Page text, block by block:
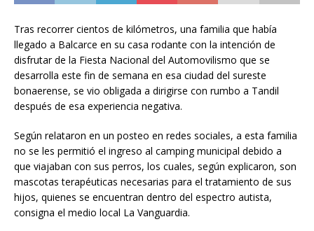
Tras recorrer cientos de kilómetros, una familia que había
llegado a Balcarce en su casa rodante con la intención de
disfrutar de la Fiesta Nacional del Automovilismo que se
desarrolla este fin de semana en esa ciudad del sureste
bonaerense, se vio obligada a dirigirse con rumbo a Tandil
después de esa experiencia negativa.
Según relataron en un posteo en redes sociales, a esta familia
no se les permitió el ingreso al camping municipal debido a
que viajaban con sus perros, los cuales, según explicaron, son
mascotas terapéuticas necesarias para el tratamiento de sus
hijos, quienes se encuentran dentro del espectro autista,
consigna el medio local La Vanguardia.